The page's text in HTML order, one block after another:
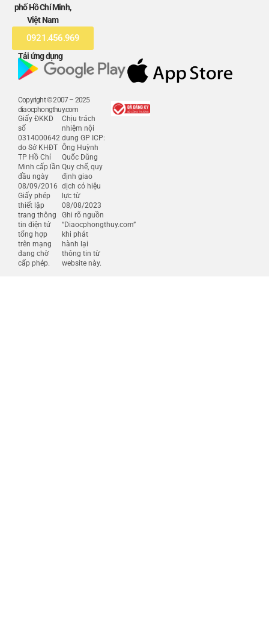
phố Hồ Chí Minh,
Việt Nam
0921.456.969
Tải ứng dụng
Copyright © 2007 – 2025
diaocphongthuy.com
Giấy ĐKKD
số
0314000642
do Sở KHĐT
TP Hồ Chí
Minh cấp lần
đầu ngày
08/09/2016
Giấy phép
thiết lập
trang thông
tin điện tử
tổng hợp
trên mạng
đang chờ
cấp phép.
Chịu trách
nhiệm nội
dung GP ICP:
Ông Huỳnh
Quốc Dũng
Quy chế, quy
định giao
dịch có hiệu
lực từ
08/08/2023
Ghi rõ nguồn
“Diaocphongthuy.com”
khi phát
hành lại
thông tin từ
website này.